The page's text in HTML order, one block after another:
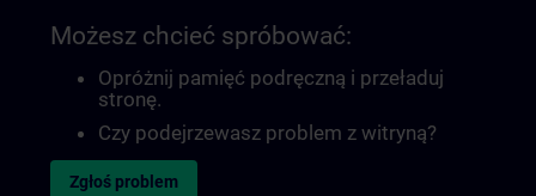
Możesz chcieć spróbować:
Opróżnij pamięć podręczną i przeładuj
stronę.
Czy podejrzewasz problem z witryną?
Zgłoś problem